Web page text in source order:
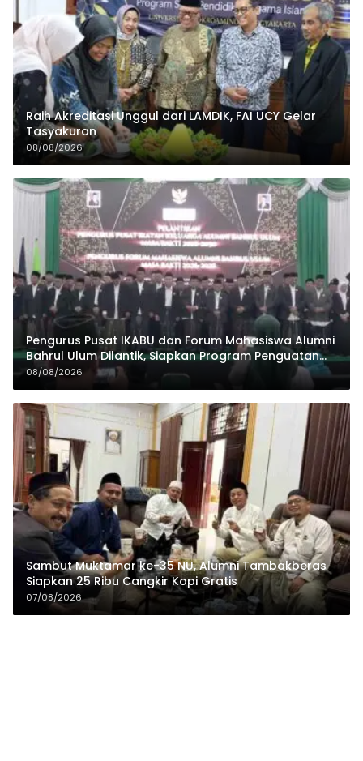
Raih Akreditasi Unggul dari LAMDIK, FAI UCY Gelar
Tasyakuran
08/08/2026
Pengurus Pusat IKABU dan Forum Mahasiswa Alumni
Bahrul Ulum Dilantik, Siapkan Program Penguatan
Organisasi dan Ekonomi
08/08/2026
Sambut Muktamar ke-35 NU, Alumni Tambakberas
Siapkan 25 Ribu Cangkir Kopi Gratis
07/08/2026